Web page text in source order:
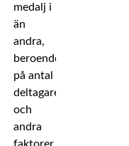
medalj i
än
andra,
beroende
på antal
deltagare
och
andra
faktorer.